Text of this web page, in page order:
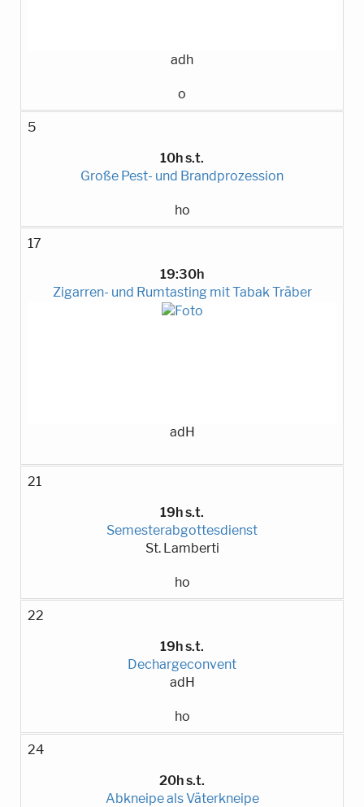
adh
o
5
10h s.t.
Große Pest- und Brandprozession
ho
17
19:30h
Zigarren- und Rumtasting mit Tabak Träber
adH
21
19h s.t.
Semesterabgottesdienst
St. Lamberti
ho
22
19h s.t.
Dechargeconvent
adH
ho
24
20h s.t.
Abkneipe als Väterkneipe